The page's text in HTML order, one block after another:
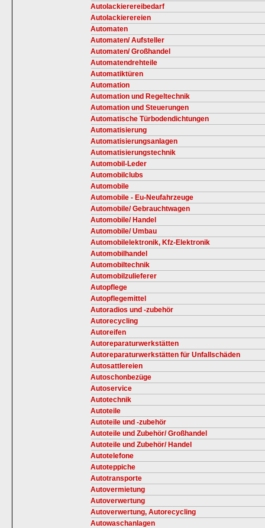
Autolackierereibedarf
Autolackierereien
Automaten
Automaten/ Aufsteller
Automaten/ Großhandel
Automatendrehteile
Automatiktüren
Automation
Automation und Regeltechnik
Automation und Steuerungen
Automatische Türbodendichtungen
Automatisierung
Automatisierungsanlagen
Automatisierungstechnik
Automobil-Leder
Automobilclubs
Automobile
Automobile - Eu-Neufahrzeuge
Automobile/ Gebrauchtwagen
Automobile/ Handel
Automobile/ Umbau
Automobilelektronik, Kfz-Elektronik
Automobilhandel
Automobiltechnik
Automobilzulieferer
Autopflege
Autopflegemittel
Autoradios und -zubehör
Autorecycling
Autoreifen
Autoreparaturwerkstätten
Autoreparaturwerkstätten für Unfallschäden
Autosattlereien
Autoschonbezüge
Autoservice
Autotechnik
Autoteile
Autoteile und -zubehör
Autoteile und Zubehör/ Großhandel
Autoteile und Zubehör/ Handel
Autotelefone
Autoteppiche
Autotransporte
Autovermietung
Autoverwertung
Autoverwertung, Autorecycling
Autowaschanlagen